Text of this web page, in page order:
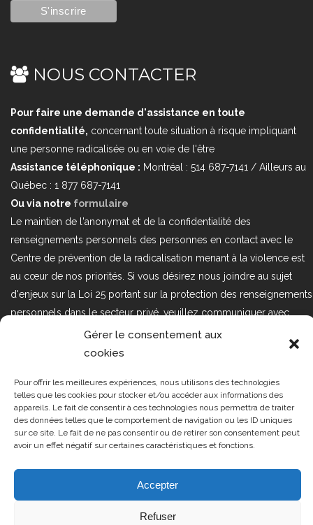
Gérer le consentement aux
cookies
Pour offrir les meilleures expériences, nous utilisons des technologies
telles que les cookies pour stocker et/ou accéder aux informations des
appareils. Le fait de consentir à ces technologies nous permettra de traiter
des données telles que le comportement de navigation ou les ID uniques
sur ce site. Le fait de ne pas consentir ou de retirer son consentement peut
avoir un effet négatif sur certaines caractéristiques et fonctions.
Accepter
Refuser
NOUS CONTACTER
Pour faire une demande d'assistance en toute
confidentialité, concernant toute situation à risque impliquant
une personne radicalisée ou en voie de l'être
Assistance téléphonique : Montréal : 514 687-7141 / Ailleurs au
Québec : 1 877 687-7141
Ou via notre formulaire
Le maintien de l'anonymat et de la confidentialité des
renseignements personnels des personnes en contact avec le
Centre de prévention de la radicalisation menant à la violence est
au cœur de nos priorités. Si vous désirez nous joindre au sujet
d'enjeux sur la Loi 25 portant sur la protection des renseignements
personnels dans le secteur privé, veuillez communiquer avec
nous à l'adresse courriel suivant : loi25@cprmv.org Pour en savoir
plus, consultez notrepolitique de confidentialité.
Tous droits réservés @2019
| Centre de prévention de la
radicalisation menant à la violence
(CPRMV)